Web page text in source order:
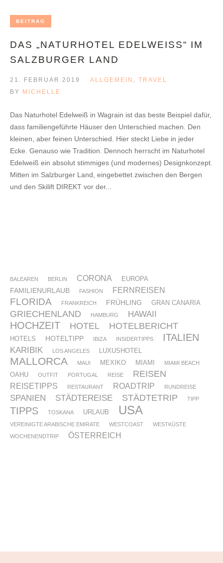
BEITRAG
DAS „NATURHOTEL EDELWEISS“ IM S
ALZBURGER LAND
21. FEBRUAR 2019 ALLGEMEIN
TRAVEL
BY MICHELLE
Das Naturhotel Edelweiß in Wagrain ist das beste Beispiel dafür,
dass familiengeführte Häuser den Unterschied machen. Den
kleinen, aber feinen Unterschied. Hier steckt Liebe in jeder
Ecke. Genauso wie Tradition. Dennoch herrscht im Naturhotel
Edelweiß ein absolut stimmiges (und modernes) Designkonzept.
Mitten im Salzburger Land, eingebettet zwischen den Bergen
und den Skilift DIREKT vor der...
BALEAREN BERLIN CORONA EUROPA
FAMILIENURLAUB FASHION FERNREISEN
FLORIDA FRANKREICH FRÜHLING GRAN CANARIA
GRIECHENLAND HAMBURG HAWAII
HOCHZEIT HOTEL HOTELBERICHT
HOTELS HOTELTIPP IBIZA INSIDERTIPPS ITALIEN
KARIBIK LOS ANGELES LUXUSHOTEL
MALLORCA MAUI MEXIKO MIAMI MIAMI BEACH
OAHU OUTFIT PORTUGAL REISE REISEN
REISETIPPS RESTAURANT ROADTRIP RUNDREISE
SPANIEN STÄDTEREISE STÄDTETRIP TIPP
TIPPS TOSKANA URLAUB USA
VEREINIGTE ARABISCHE EMIRATE WESTCOAST
WESTKÜSTE
WOCHENENDTRIP
ÖSTERREICH